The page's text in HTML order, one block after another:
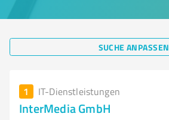
SUCHE ANPASSEN
1 IT-Dienstleistungen
InterMedia GmbH